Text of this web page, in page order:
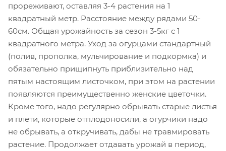
прореживают, оставляя 3-4 растения на 1
квадратный метр. Расстояние между рядами 50-
60см. Общая урожайность за сезон 3-5кг с 1
квадратного метра. Уход за огурцами стандартный
(полив, прополка, мульчирование и подкормка) и
обязательно прищипнуть приблизительно над
пятым настоящим листочком, при этом на растении
появляются преимущественно женские цветочки.
Кроме того, надо регулярно обрывать старые листья
и плети, которые отплодоносили, а огурчики надо
не обрывать, а откручивать, дабы не травмировать
растение. Продолжает отдавать урожай в период,